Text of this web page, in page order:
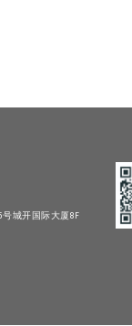
城开国际大厦8F